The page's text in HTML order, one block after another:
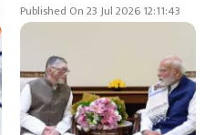
Published On 23 Jul 2026 12:11:43